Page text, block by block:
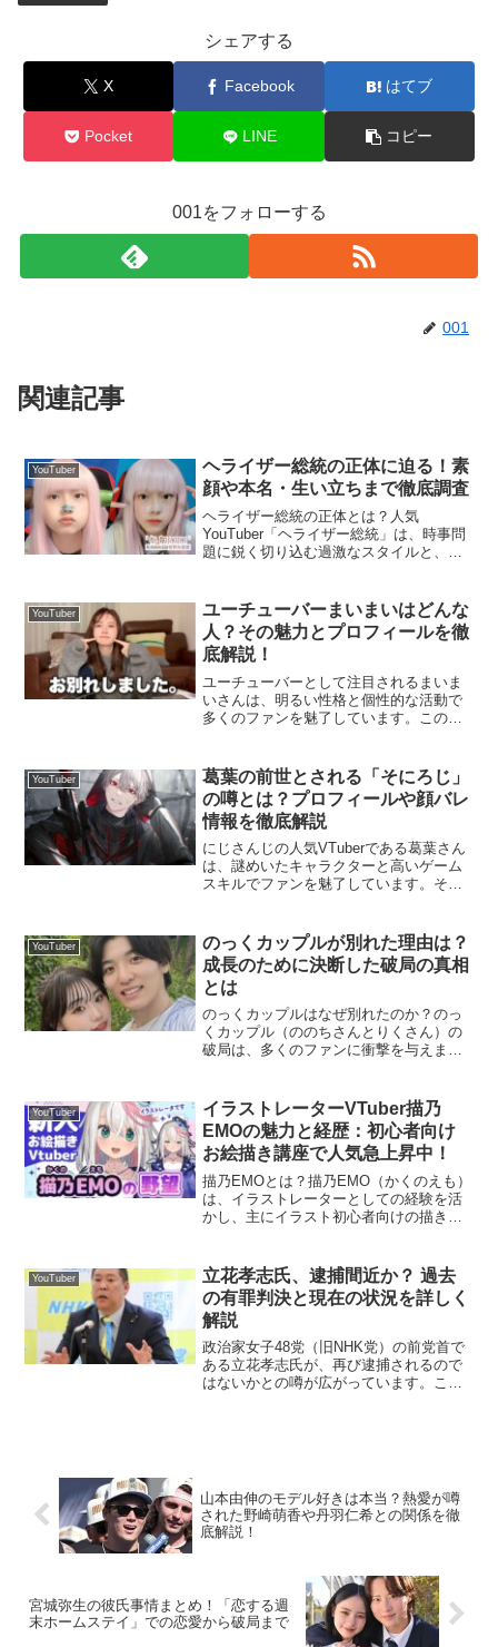
シェアする
X Facebook はてブ
Pocket LINE コピー
001をフォローする
001
関連記事
YouTuber
ヘライザー総統の正体に迫る！素
顔や本名・生い立ちまで徹底調査
ヘライザー総統の正体とは？人気
YouTuber「ヘライザー総統」は、時事問
題に鋭く切り込む過激なスタイルと、個
やプライベートについては謎が多く、フ
ァンの間で様々な憶測が...
YouTuber
ユーチューバーまいまいはどんな
人？その魅力とプロフィールを徹
底解説！
ユーチューバーとして注目されるまいま
いさんは、明るい性格と個性的な活動で
多くのファンを魅了しています。この記
解説します！まいまいとはどんな人？ま
いまいさんは、福岡県出身...
YouTuber
葛葉の前世とされる「そにろじ」
の噂とは？プロフィールや顔バレ
情報を徹底解説
にじさんじの人気VTuberである葛葉さん
は、謎めいたキャラクターと高いゲーム
スキルでファンを魅了しています。その
す。今回は、葛葉さんと前世との関係に
ついて、噂やプロフィ...
YouTuber
のっくカップルが別れた理由は？
成長のために決断した破局の真相
とは
のっくカップルはなぜ別れたのか？のっ
くカップル（ののちさんとりくさん）の
破局は、多くのファンに衝撃を与えまし
像を作り上げていました。しかし、突然
の別れに対し...
YouTuber
イラストレーターVTuber描乃
EMOの魅力と経歴：初心者向け
お絵描き講座で人気急上昇中！
描乃EMOとは？描乃EMO（かくのえも）
は、イラストレーターとしての経験を活
かし、主にイラスト初心者向けの描き方
り場を作りたい」という思いで活動を続
けており、多く...
YouTuber
立花孝志氏、逮捕間近か？ 過去
の有罪判決と現在の状況を詳しく
解説
政治家女子48党（旧NHK党）の前党首で
ある立花孝志氏が、再び逮捕されるので
はないかとの噂が広がっています。これ
山本由伸のモデル好きは本当？熱愛が噂
された野崎萌香や丹羽仁希との関係を徹
底解説！
宮城弥生の彼氏事情まとめ！「恋する週
末ホームステイ」での恋愛から破局まで